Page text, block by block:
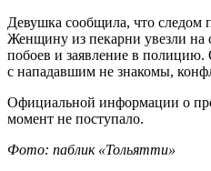
Девушка сообщила, что следом
Женщину из пекарни увезли на
побоев и заявление в полицию.
с нападавшим не знакомы,
Официальной информации о
момент не поступало.
Фото: паблик «Тольятти»